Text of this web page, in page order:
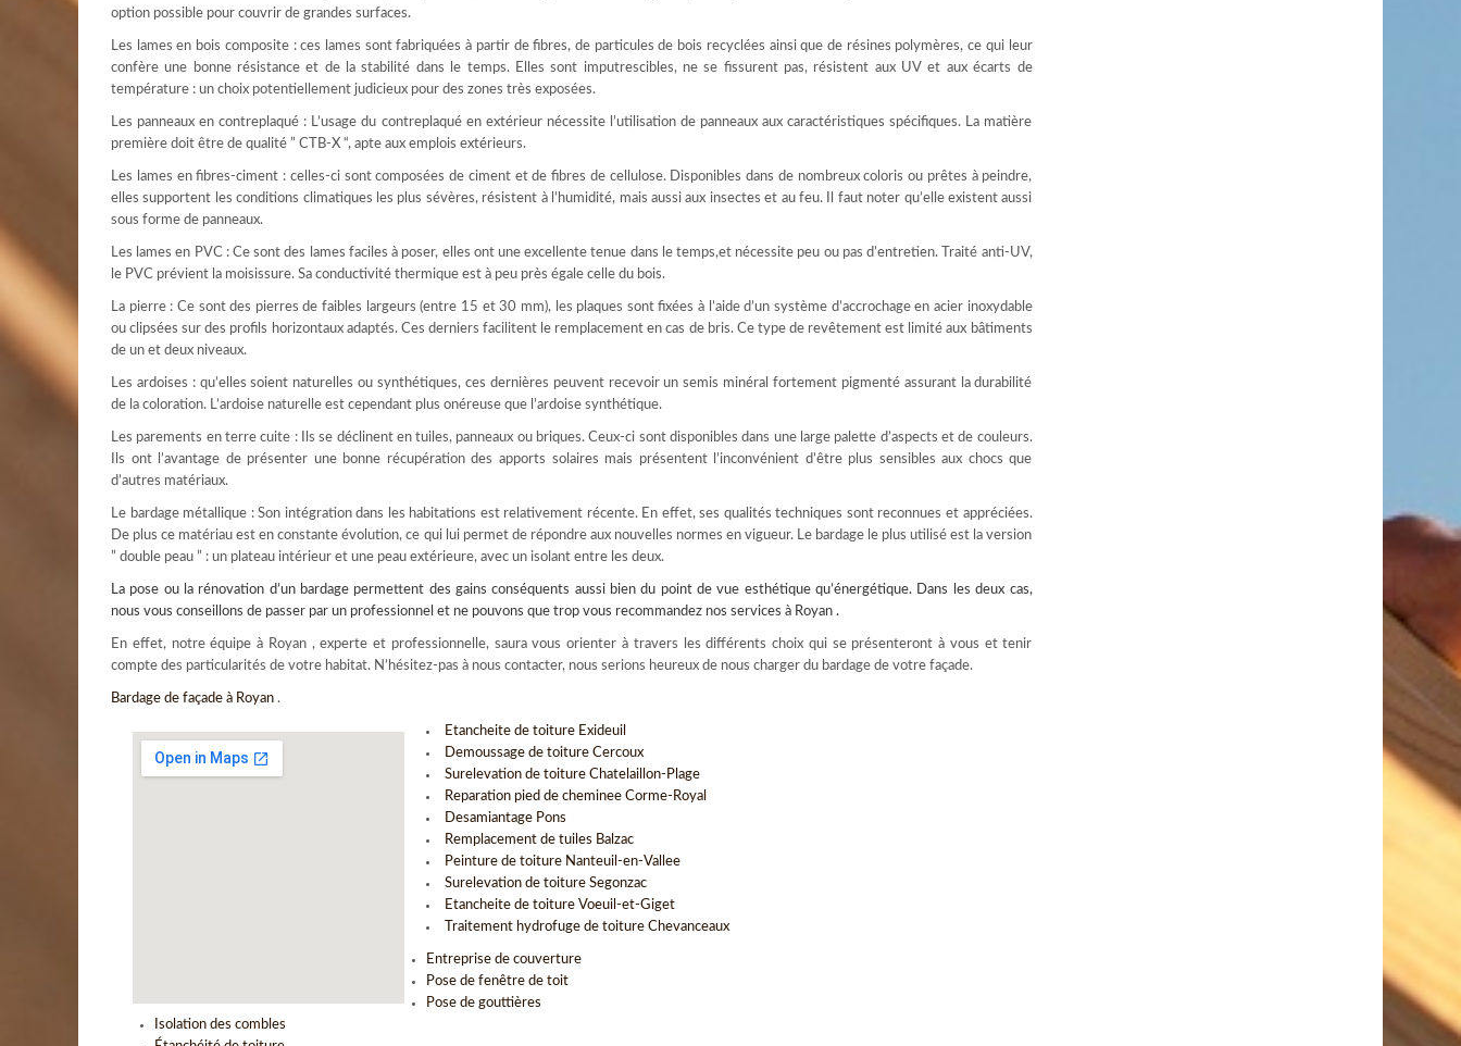
option possible pour couvrir de grandes surfaces.
Les lames en bois composite : ces lames sont fabriquées à partir de fibres, de particules de bois recyclées ainsi que de résines polymères, ce qui leur
confère une bonne résistance et de la stabilité dans le temps. Elles sont imputrescibles, ne se fissurent pas, résistent aux UV et aux écarts de
température : un choix potentiellement judicieux pour des zones très exposées.
Les panneaux en contreplaqué : L’usage du contreplaqué en extérieur nécessite l’utilisation de panneaux aux caractéristiques spécifiques. La matière
première doit être de qualité ” CTB-X “, apte aux emplois extérieurs.
Les lames en fibres-ciment : celles-ci sont composées de ciment et de fibres de cellulose. Disponibles dans de nombreux coloris ou prêtes à peindre,
elles supportent les conditions climatiques les plus sévères, résistent à l’humidité, mais aussi aux insectes et au feu. Il faut noter qu’elle existent aussi
sous forme de panneaux.
Les lames en PVC : Ce sont des lames faciles à poser, elles ont une excellente tenue dans le temps,et nécessite peu ou pas d’entretien. Traité anti-UV,
le PVC prévient la moisissure. Sa conductivité thermique est à peu près égale celle du bois.
La pierre : Ce sont des pierres de faibles largeurs (entre 15 et 30 mm), les plaques sont fixées à l’aide d’un système d’accrochage en acier inoxydable
ou clipsées sur des profils horizontaux adaptés. Ces derniers facilitent le remplacement en cas de bris. Ce type de revêtement est limité aux bâtiments
de un et deux niveaux.
Les ardoises : qu’elles soient naturelles ou synthétiques, ces dernières peuvent recevoir un semis minéral fortement pigmenté assurant la durabilité
de la coloration. L’ardoise naturelle est cependant plus onéreuse que l’ardoise synthétique.
Les parements en terre cuite : Ils se déclinent en tuiles, panneaux ou briques. Ceux-ci sont disponibles dans une large palette d’aspects et de couleurs.
Ils ont l’avantage de présenter une bonne récupération des apports solaires mais présentent l’inconvénient d’être plus sensibles aux chocs que
d’autres matériaux.
Le bardage métallique : Son intégration dans les habitations est relativement récente. En effet, ses qualités techniques sont reconnues et appréciées.
De plus ce matériau est en constante évolution, ce qui lui permet de répondre aux nouvelles normes en vigueur. Le bardage le plus utilisé est la version
” double peau ” : un plateau intérieur et une peau extérieure, avec un isolant entre les deux.
La pose ou la rénovation d’un bardage permettent des gains conséquents aussi bien du point de vue esthétique qu’énergétique. Dans les deux cas,
nous vous conseillons de passer par un professionnel et ne pouvons que trop vous recommandez nos services à Royan .
En effet, notre équipe à Royan , experte et professionnelle, saura vous orienter à travers les différents choix qui se présenteront à vous et tenir
compte des particularités de votre habitat. N’hésitez-pas à nous contacter, nous serions heureux de nous charger du bardage de votre façade.
Bardage de façade à Royan .
Etancheite de toiture Exideuil
Demoussage de toiture Cercoux
Surelevation de toiture Chatelaillon-Plage
Reparation pied de cheminee Corme-Royal
Desamiantage Pons
Remplacement de tuiles Balzac
Peinture de toiture Nanteuil-en-Vallee
Surelevation de toiture Segonzac
Etancheite de toiture Voeuil-et-Giget
Traitement hydrofuge de toiture Chevanceaux
Entreprise de couverture
Pose de fenêtre de toit
Pose de gouttières
Isolation des combles